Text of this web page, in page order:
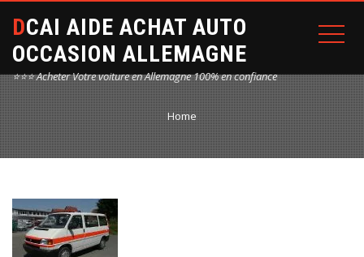
DCAI AIDE ACHAT AUTO
OCCASION ALLEMAGNE
⭐⭐⭐ Acheter Votre voiture en Allemagne 100% en confiance
Home